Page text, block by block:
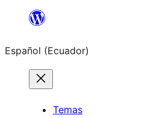
Saltar
contenido
Español (Ecuador)
Temas